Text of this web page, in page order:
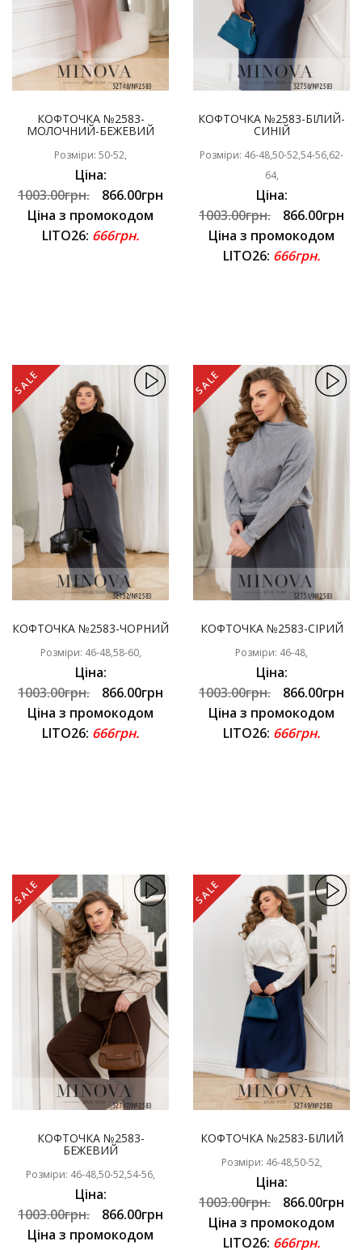
КОФТОЧКА №2583-
МОЛОЧНИЙ-БЕЖЕВИЙ
Розміри: 50-52,
Ціна:
1003.00грн.
866.00грн
Ціна з промокодом
LITO26: 666грн.
КОФТОЧКА №2583-БІЛИЙ-
СИНІЙ
Розміри: 46-48,50-52,54-56,62-
64,
Ціна:
1003.00грн.
866.00грн
Ціна з промокодом
LITO26: 666грн.
SALE
КОФТОЧКА №2583-ЧОРНИЙ
Розміри: 46-48,58-60,
Ціна:
1003.00грн.
866.00грн
Ціна з промокодом
LITO26: 666грн.
SALE
КОФТОЧКА №2583-СІРИЙ
Розміри: 46-48,
Ціна:
1003.00грн.
866.00грн
Ціна з промокодом
LITO26: 666грн.
SALE
КОФТОЧКА №2583-
БЕЖЕВИЙ
Розміри: 46-48,50-52,54-56,
Ціна:
1003.00грн.
866.00грн
Ціна з промокодом
SALE
КОФТОЧКА №2583-БІЛИЙ
Розміри: 46-48,50-52,
Ціна:
1003.00грн.
866.00грн
Ціна з промокодом
LITO26: 666грн.